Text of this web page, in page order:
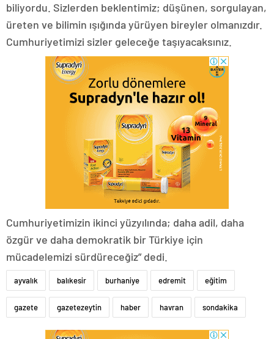
biliyordu. Sizlerden beklentimiz; düşünen, sorgulayan,
üreten ve bilimin ışığında yürüyen bireyler olmanızdır.
Cumhuriyetimizi sizler geleceğe taşıyacaksınız.
Cumhuriyetimizin ikinci yüzyılında; daha adil, daha
özgür ve daha demokratik bir Türkiye için
mücadelemizi sürdüreceğiz” dedi.
ayvalık balıkesir burhaniye edremit eğitim
gazete gazetezeytin haber havran sondakika